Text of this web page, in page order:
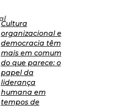
Cultura
organizacional e
democracia têm
mais em comum
do que parece: o
papel da
liderança
humana em
tempos de